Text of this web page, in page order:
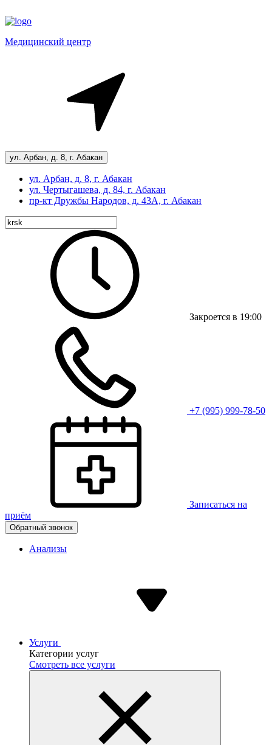
Медицинский центр
ул. Арбан, д. 8, г. Абакан
ул. Арбан, д. 8, г. Абакан
ул. Чертыгашева, д. 84, г. Абакан
пр-кт Дружбы Народов, д. 43А, г. Абакан
Закроется в 19:00
+7 (995) 999-78-50
Записаться на
приём
Обратный звонок
Анализы
Услуги
Категории услуг
Смотреть все услуги